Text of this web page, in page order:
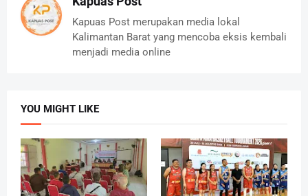
Kapuas Post merupakan media lokal
Kalimantan Barat yang mencoba eksis kembali
menjadi media online
YOU MIGHT LIKE